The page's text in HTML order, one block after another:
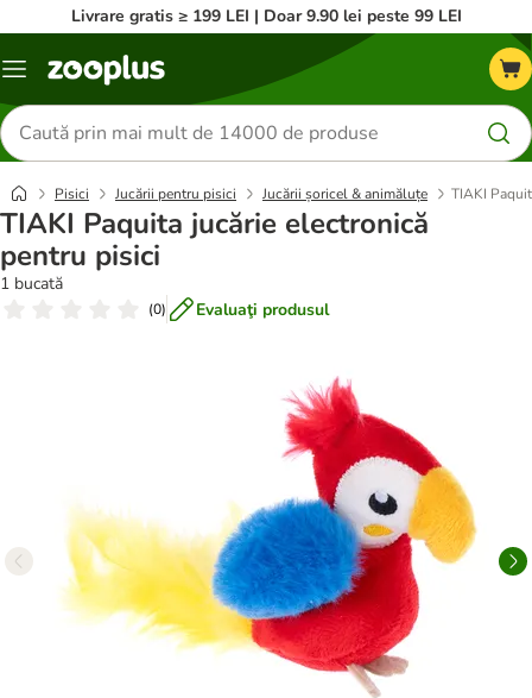
Livrare gratis ≥ 199 LEI | Doar 9.90 lei peste 99 LEI
Categorii
Căutare
produse
Pisici Jucării pentru pisici Jucării șoricel & animăluțe TIAKI
TIAKI Paquita jucărie electronică
pentru pisici
1 bucată
(0) Evaluaţi produsul